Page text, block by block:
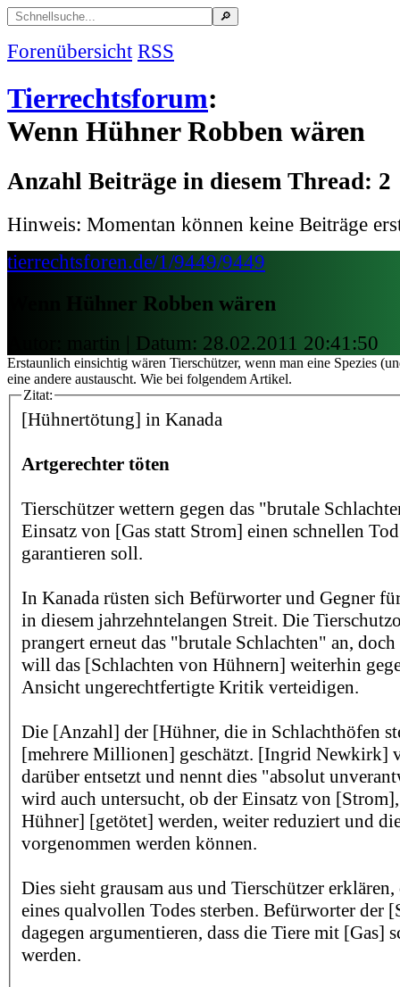
Forenübersicht RSS
Tierrechtsforum:
Wenn Hühner Robben wären
Anzahl Beiträge in diesem Thread: 2
Hinweis: Momentan können keine Beiträge
tierrechtsforen.de/1/9449/9449
Wenn Hühner Robben wären
Autor: martin | Datum: 28.02.2011 20:41:50
Erstaunlich einsichtig wären Tierschützer, wenn man eine Spezies
eine andere austauscht. Wie bei folgendem Artikel.
Zitat:
[Hühnertötung] in Kanada
Artgerechter töten
Tierschützer wettern gegen das "brutale
Einsatz von [Gas statt Strom] einen schnellen
garantieren soll.
In Kanada rüsten sich Befürworter und Gegner
in diesem jahrzehntelangen Streit. Die
prangert erneut das "brutale Schlachten" an,
will das [Schlachten von Hühnern] weiterhin
Ansicht ungerechtfertigte Kritik verteidigen.
Die [Anzahl] der [Hühner, die in Schlachthöfen
[mehrere Millionen] geschätzt. [Ingrid Newkirk]
darüber entsetzt und nennt dies "absolut
wird auch untersucht, ob der Einsatz von
Hühner] [getötet] werden, weiter reduziert und
vorgenommen werden können.
Dies sieht grausam aus und Tierschützer
eines qualvollen Todes sterben. Befürworter der
dagegen argumentieren, dass die Tiere mit [Gas]
werden.